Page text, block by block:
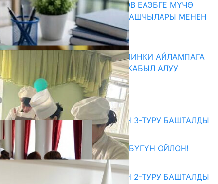
ПРЕЗИДЕНТ САДЫР ЖАПАРОВ ЕАЭБГЕ МҮЧӨ
МАМЛЕКЕТТЕРДИН ӨКМӨТ БАШЧЫЛАРЫ МЕНЕН
ЖОЛУГУШТУ
07.08.2026
ДИРЕКТОРЛОР РЕЗЕРВИ: КИЙИНКИ АЙЛАМПАГА
ЭЛЕКТРОНДУК АРЫЗДАРДЫ КАБЫЛ АЛУУ
БАШТАЛАТ
07.08.2026
Абитуриент
ЖОЖДОРГО КАБЫЛ АЛУУНУН 3-ТУРУ БАШТАЛДЫ
27.07.2026
ӨЗҮҢДҮН КЕЛЕЧЕГИҢ ҮЧҮН БҮГҮН ОЙЛОН!
20.07.2026
ЖОЖДОРГО КАБЫЛ АЛУУНУН 2-ТУРУ БАШТАЛДЫ